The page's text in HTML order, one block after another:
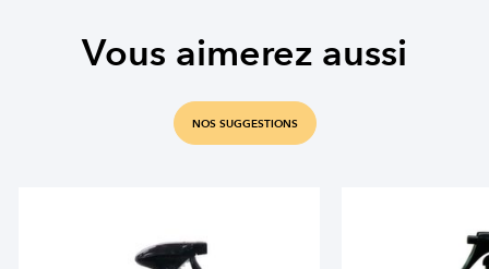
Vous aimerez aussi
NOS SUGGESTIONS